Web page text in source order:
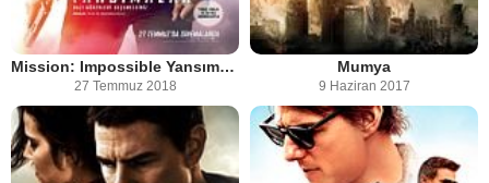
Mission: Impossible Yansımalar
27 Temmuz 2018
Mumya
9 Haziran 2017